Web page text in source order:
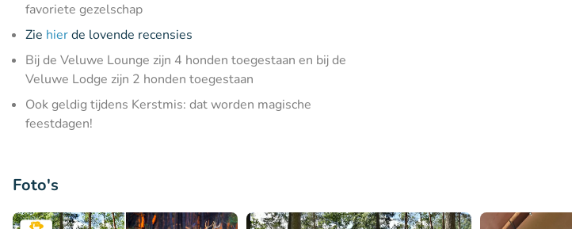
favoriete gezelschap
Zie hierde lovende recensies
Bij de Veluwe Lounge zijn 4 honden toegestaan en bij de
Veluwe Lodge zijn 2 honden toegestaan
Ook geldig tijdens Kerstmis: dat worden magische
feestdagen!
Foto's